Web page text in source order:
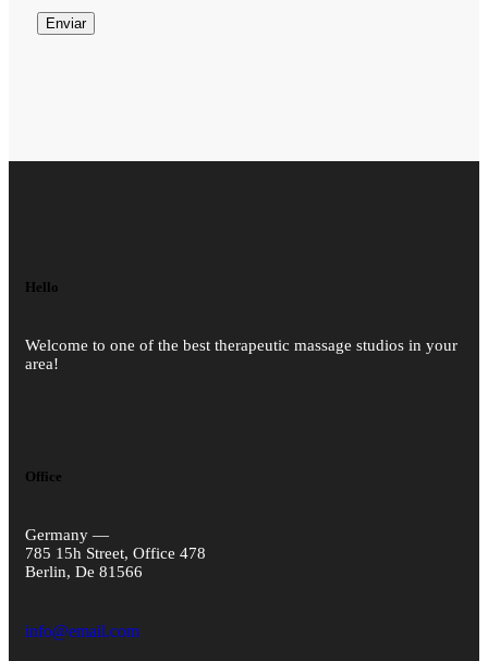
Hello
Welcome to one of the best therapeutic massage studios in your
area!
Office
Germany —
785 15h Street, Office 478
Berlin, De 81566
info@email.com